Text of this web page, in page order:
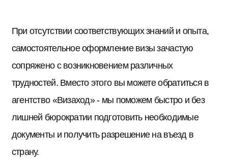
При отсутствии соответствующих знаний и опыта,
самостоятельное оформление визы зачастую
сопряжено с возникновением различных
трудностей. Вместо этого вы можете обратиться в
агентство «Визаход» - мы поможем быстро и без
лишней бюрократии подготовить необходимые
документы и получить разрешение на въезд в
страну.